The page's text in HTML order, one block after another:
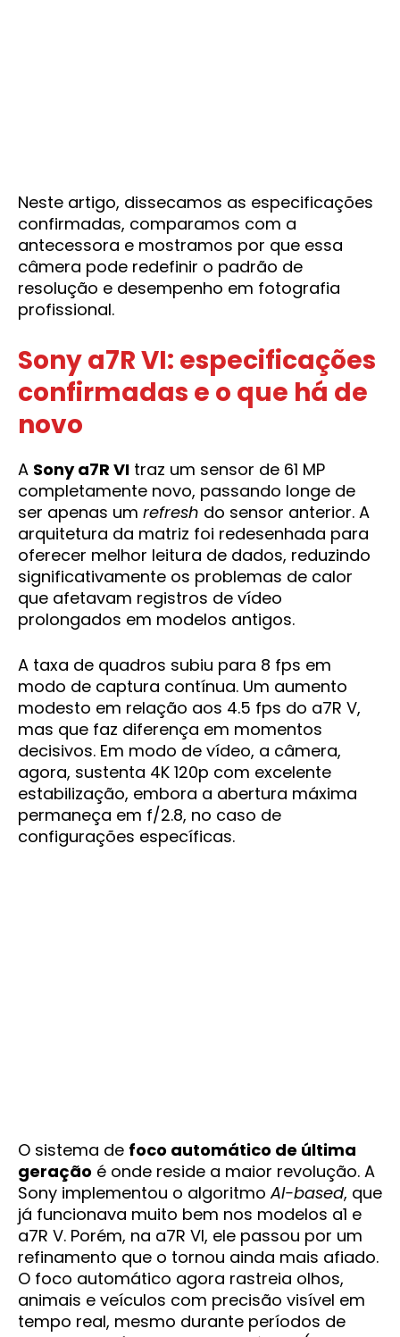
Neste artigo, dissecamos as especificações
confirmadas, comparamos com a
antecessora e mostramos por que essa
câmera pode redefinir o padrão de
resolução e desempenho em fotografia
profissional.
Sony a7R VI: especificações
confirmadas e o que há de
novo
A Sony a7R VI traz um sensor de 61 MP
completamente novo, passando longe de
ser apenas um refresh do sensor anterior. A
arquitetura da matriz foi redesenhada para
oferecer melhor leitura de dados, reduzindo
significativamente os problemas de calor
que afetavam registros de vídeo
prolongados em modelos antigos.
A taxa de quadros subiu para 8 fps em
modo de captura contínua. Um aumento
modesto em relação aos 4.5 fps do a7R V,
mas que faz diferença em momentos
decisivos. Em modo de vídeo, a câmera,
agora, sustenta 4K 120p com excelente
estabilização, embora a abertura máxima
permaneça em f/2.8, no caso de
configurações específicas.
O sistema de foco automático de última
geração é onde reside a maior revolução. A
Sony implementou o algoritmoAI-based, que
já funcionava muito bem nos modelos a1 e
a7R V. Porém, na a7R VI, ele passou por um
refinamento que o tornou ainda mais afiado.
O foco automático agora rastreia olhos,
animais e veículos com precisão visível em
tempo real, mesmo durante períodos de